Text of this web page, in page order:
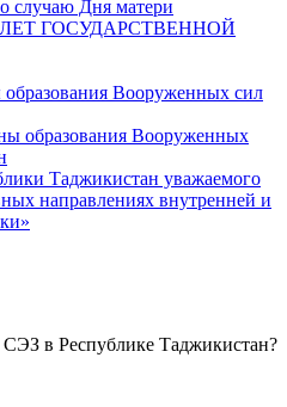
случаю Дня матери
ГОСУДАРСТВЕННОЙ
Вооруженных сил
Таджикистан уважаемого
направлениях внутренней и
в Республике Таджикистан?